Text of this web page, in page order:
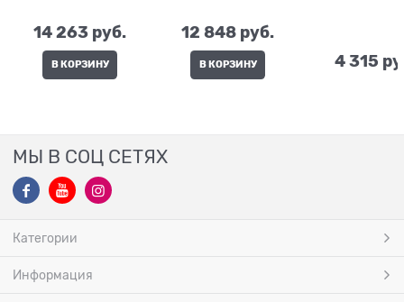
14 263 руб.
В КОРЗИНУ
12 848 руб.
В КОРЗИНУ 4 315
МЫ В СОЦ СЕТЯХ
Категории
Информация